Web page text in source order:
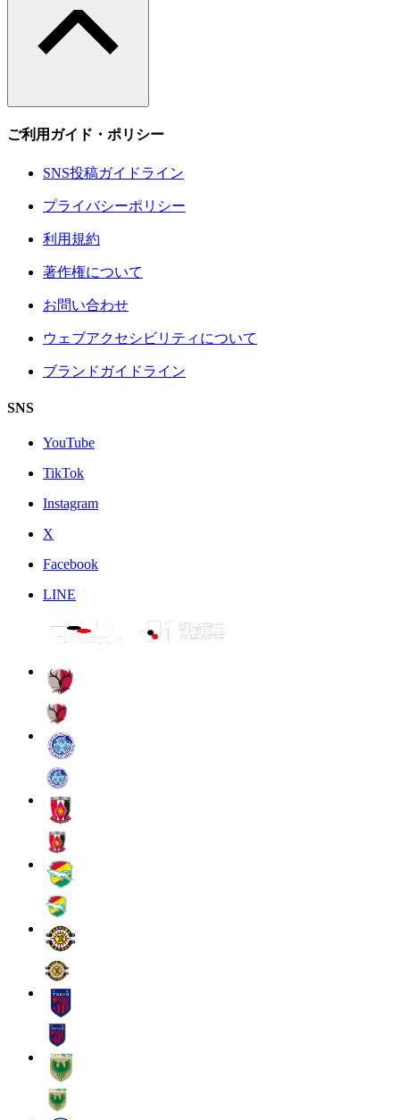
ご利用ガイド・ポリシー
SNS投稿ガイドライン
プライバシーポリシー
利用規約
著作権について
お問い合わせ
ウェブアクセシビリティについて
ブランドガイドライン
SNS
YouTube
TikTok
Instagram
X
Facebook
LINE